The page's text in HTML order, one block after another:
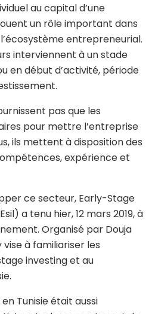
au capital d’une
un rôle important dans
entrepreneurial.
interviennent à un stade
en début d’activité, période
pas que les
pour mettre l’entreprise
ils mettent à disposition des
expérience et
ce secteur, Early-Stage
a tenu hier, 12 mars 2019, à
Organisé par Douja
vise à familiariser les
investing et au
Tunisie était aussi